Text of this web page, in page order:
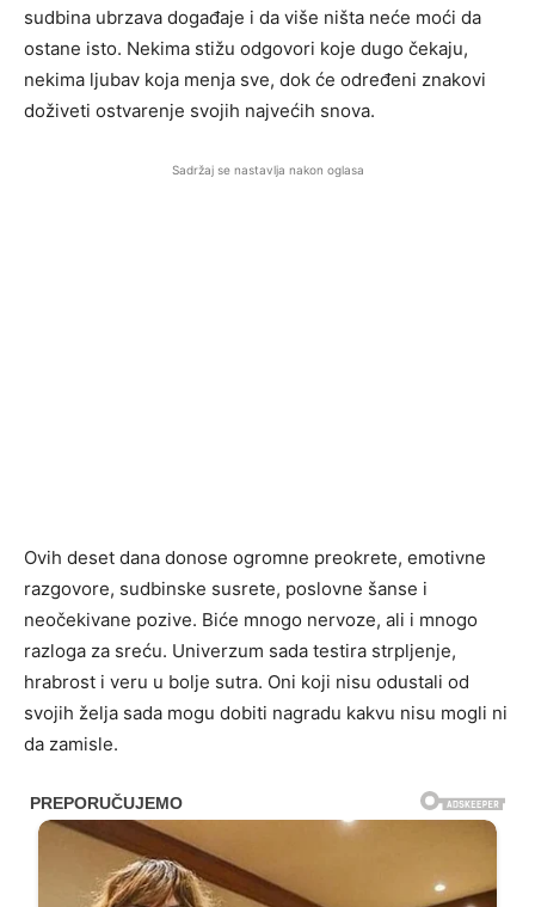
sudbina ubrzava događaje i da više ništa neće moći da
ostane isto. Nekima stižu odgovori koje dugo čekaju,
nekima ljubav koja menja sve, dok će određeni znakovi
doživeti ostvarenje svojih najvećih snova.
Sadržaj se nastavlja nakon oglasa
Ovih deset dana donose ogromne preokrete, emotivne
razgovore, sudbinske susrete, poslovne šanse i
neočekivane pozive. Biće mnogo nervoze, ali i mnogo
razloga za sreću. Univerzum sada testira strpljenje,
hrabrost i veru u bolje sutra. Oni koji nisu odustali od
svojih želja sada mogu dobiti nagradu kakvu nisu mogli ni
da zamisle.